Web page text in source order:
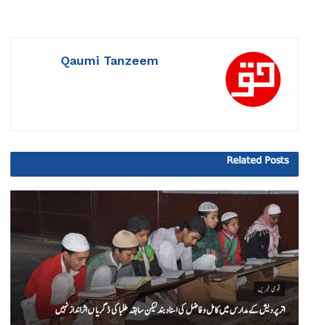
Qaumi Tanzeem
Related Posts
قومی خبریں
اتر پردیش کےمدارس میں کامل و فاضل کی اسناد بند لیکن سابقہ طلبا کی ڈگریا ں اثرانداز نہیں